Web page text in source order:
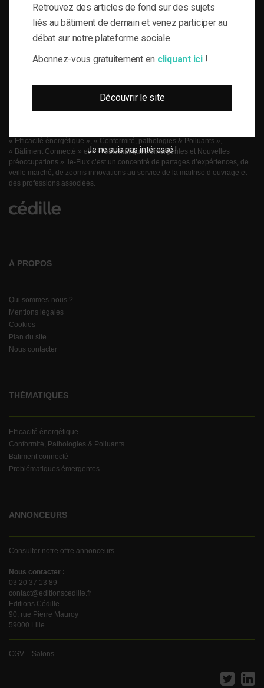
SOLUTIONS DU BÂTI POUR LA MAÎTRISE D'OUVRAGE RESPONSABLE
du bâtiment, de l’information journalistique inédite, fiable et multi-expertises.
Une actualité toujours connectée à des enjeux règlementaires et para-
« Efficacité énergétique », « Conformité, pathologies & Polluants »,
« Bâtiment Connecté » et « Problématiques émergentes et Nouvelles
préoccupations ». le-Flux c’est un concentré de partages d’expériences, de
veille marché, de zooms innovations au service de la maitrise d’ouvrage et
des professions associées.
À PROPOS
Qui sommes-nous ?
Mentions légales
Cookies
Plan du site
Nous contacter
THÉMATIQUES
Efficacité énergétique
Conformité, Pathologies & Polluants
Batiment connecté
Problématiques émergentes
ANNONCEURS
Consulter notre offre annonceurs
Nous contacter :
03 20 37 13 89
contact@editionscedille.fr
Editions Cédille
90, rue Pierre Mauroy
59000 Lille
CGV – Salons
Retrouvez des articles de fond sur des sujets
liés au bâtiment de demain et venez participer au
débat sur notre plateforme sociale.
Abonnez-vous gratuitement en cliquant ici!
Découvrir le site
Je ne suis pas intéressé !